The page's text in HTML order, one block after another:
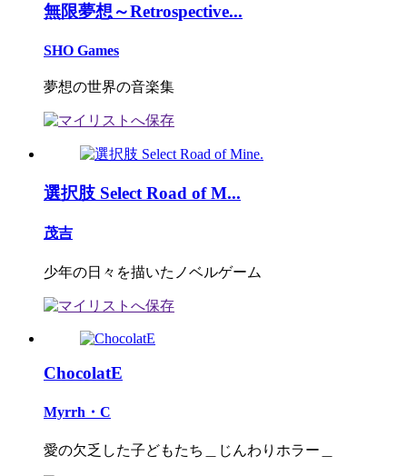
無限夢想～Retrospective...
SHO Games
夢想の世界の音楽集
選択肢 Select Road of M...
茂吉
少年の日々を描いたノベルゲーム
ChocolatE
Myrrh・C
愛の欠乏した子どもたち＿じんわりホラー＿